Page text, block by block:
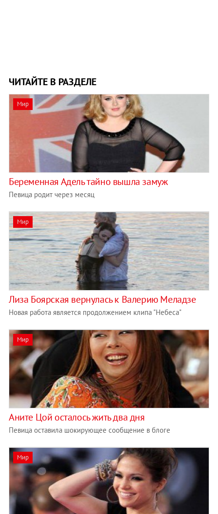
ЧИТАЙТЕ В РАЗДЕЛЕ
Мир
Беременная Адель тайно вышла замуж
Певица родит через месяц
Мир
Лиза Боярская вернулась к Валерию Меладзе
Новая работа является продолжением клипа "Небеса"
Мир
Аните Цой осталось жить два дня
Певица оставила шокирующее сообщение в блоге
Мир